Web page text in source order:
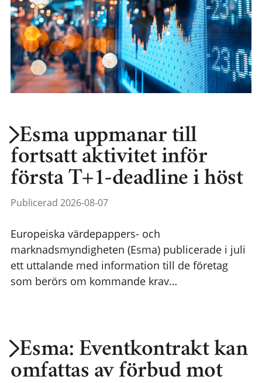
Esma uppmanar till
fortsatt aktivitet inför
första T+1-deadline i höst
Publicerad 2026-08-07
Europeiska värdepappers- och
marknadsmyndigheten (Esma) publicerade i juli
ett uttalande med information till de företag
som berörs om kommande krav…
Esma: Eventkontrakt kan
omfattas av förbud mot